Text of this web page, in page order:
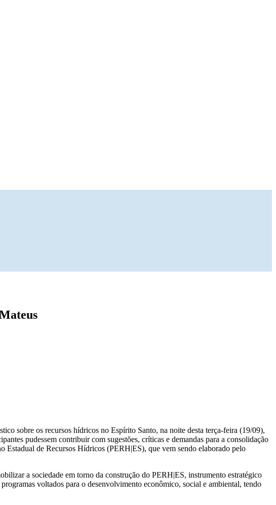
sobre os recursos hídricos no Espírito Santo, na noite desta terça-feira (19/09),
pudessem contribuir com sugestões, críticas e demandas para a consolidação
Estadual de Recursos Hídricos (PERH|ES), que vem sendo elaborado pelo
a sociedade em torno da construção do PERH|ES, instrumento estratégico
voltados para o desenvolvimento econômico, social e ambiental, tendo